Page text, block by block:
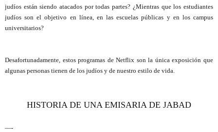
judíos están siendo atacados por todas partes? ¿Mientras que los estudiantes
judíos son el objetivo en línea, en las escuelas públicas y en los campus
universitarios?
Desafortunadamente, estos programas de Netflix son la única exposición que
algunas personas tienen de los judíos y de nuestro estilo de vida.
HISTORIA DE UNA EMISARIA DE JABAD
—-